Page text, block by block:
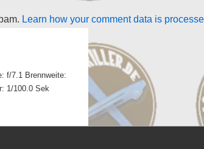
Learn how your comment data is
f/7.1 Brennweite:
1/100.0 Sek